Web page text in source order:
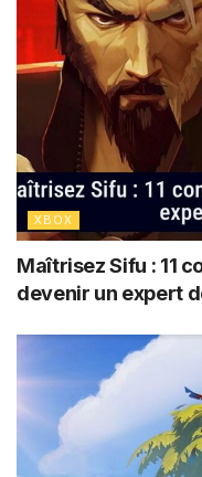
XBOX
Maîtrisez Sifu : 11
devenir un expert